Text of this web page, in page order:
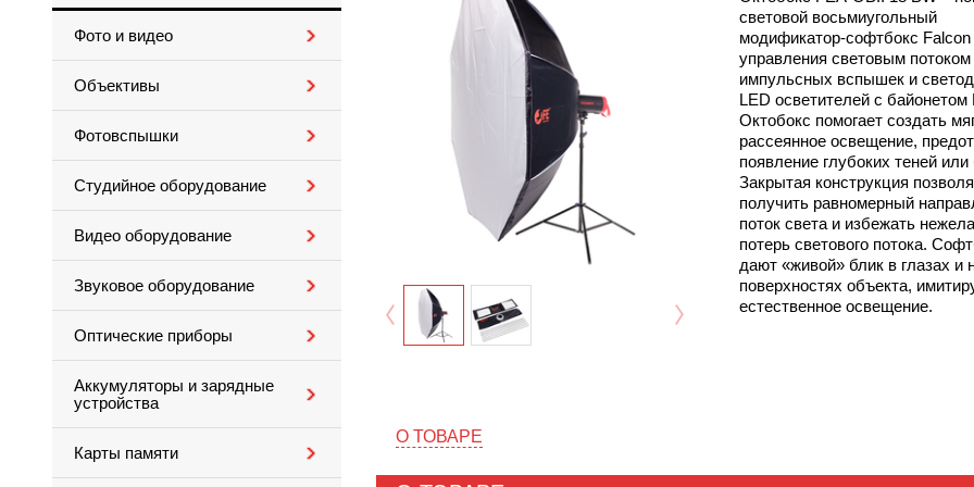
Фото и видео
Объективы
Фотовспышки
Студийное оборудование
Видео оборудование
Звуковое оборудование
Оптические приборы
Аккумуляторы и зарядные
устройства
Карты памяти
световой восьмиугольный
модификатор-софтбокс
управления световым потоком
импульсных вспышек и
LED осветителей с байонетом
Октобокс помогает создать
рассеянное освещение,
появление глубоких теней или
Закрытая конструкция
получить равномерный
поток света и избежать
потерь светового потока.
дают «живой» блик в глазах и
поверхностях объекта,
естественное освещение.
О ТОВАРЕ